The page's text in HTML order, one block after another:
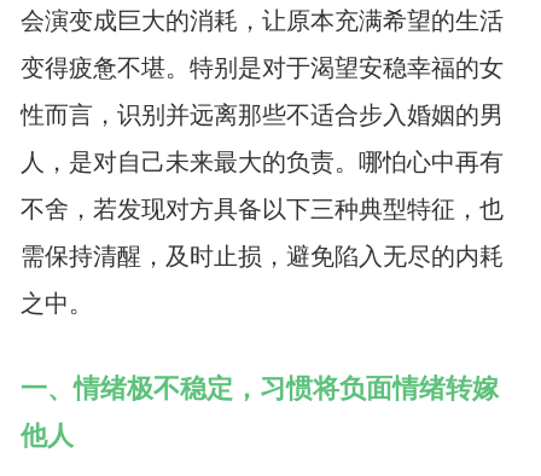
会演变成巨大的消耗，让原本充满希望的生活
变得疲惫不堪。特别是对于渴望安稳幸福的女
性而言，识别并远离那些不适合步入婚姻的男
人，是对自己未来最大的负责。哪怕心中再有
不舍，若发现对方具备以下三种典型特征，也
需保持清醒，及时止损，避免陷入无尽的内耗
之中。
一、情绪极不稳定，习惯将负面情绪转嫁
他人